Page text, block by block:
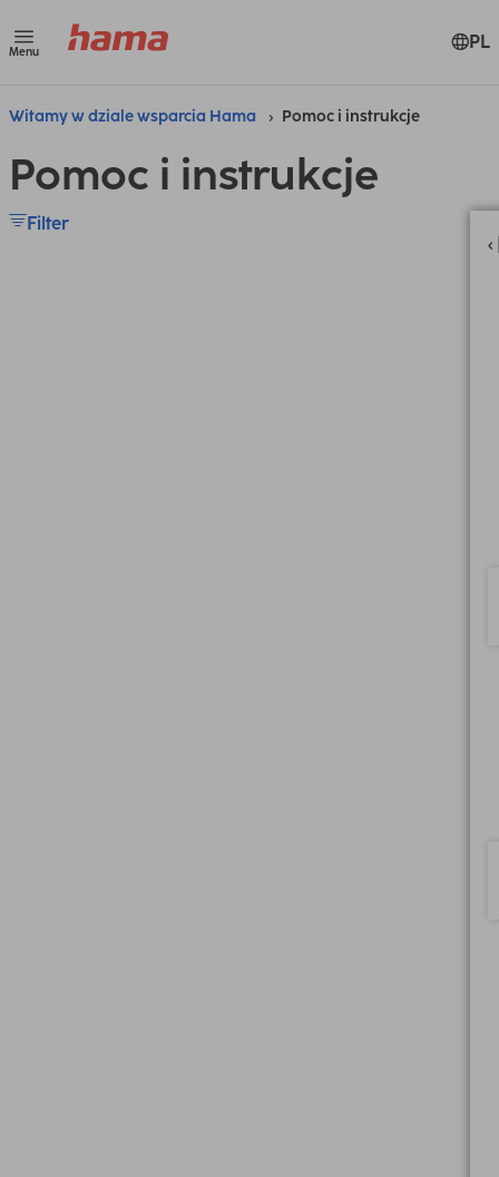
Menu PL
Witamy w dziale wsparcia Hama Pomoc i instrukcje
Pomoc i instrukcje
Filter